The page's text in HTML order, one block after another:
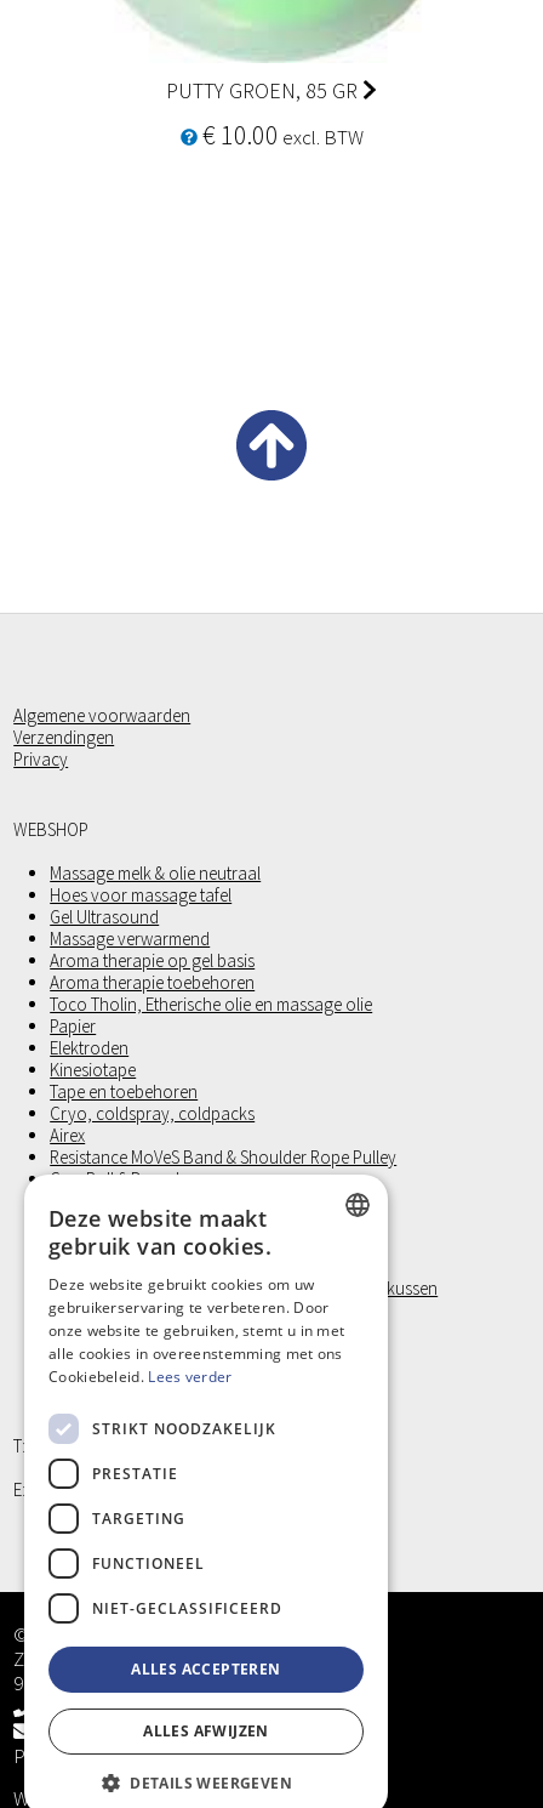
PUTTY GROEN, 85 GR
€ 10.00 excl. BTW
Algemene voorwaarden
Verzendingen
Privacy
WEBSHOP
Massage melk & olie neutraal
Hoes voor massage tafel
Gel Ultrasound
Massage verwarmend
Aroma therapie op gel basis
Aroma therapie toebehoren
Toco Tholin, Etherische olie en massage olie
Papier
Elektroden
Kinesiotape
Tape en toebehoren
Cryo, coldspray, coldpacks
Airex
Resistance MoVeS Band & Shoulder Rope Pulley
Gym Ball § Dynadome
Medicine Ball
Revalidatie
FixatieBand met velcro
Visco Positioneringstukken, Orthopedisch nekkussen
Laufwunder
Handschoen, Latex vrij
Klein materiaal en Hygiëne
T: +32 9/373 77 65
E: info@kinergy.be
© Kinergy bv
Zandstraat 5
9968 Bassevelde
+32 9/373 77 65
info@kinergy.be
Privacy
Website byKMOSites
FRENCH
Deze website maakt
gebruik van cookies.
Deze website gebruikt cookies om uw
gebruikerservaring te verbeteren. Door
onze website te gebruiken, stemt u in met
alle cookies in overeenstemming met ons
Cookiebeleid. Lees verder
STRIKT NOODZAKELIJK
PRESTATIE
TARGETING
FUNCTIONEEL
NIET-GECLASSIFICEERD
ALLES ACCEPTEREN
ALLES AFWIJZEN
DETAILS WEERGEVEN